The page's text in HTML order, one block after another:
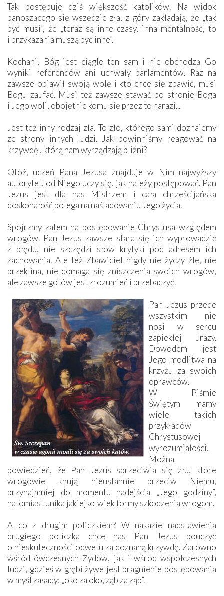
Tak postępuje dziś większość katolików. Na widok
panoszącego się wszędzie zła, z góry zakładają, że „tak
być musi”, że „teraz są inne czasy, inna mentalność, to
i przykazania muszą być inne”.
Kochani, Bóg jest ciągle ten sam i nie obchodzą Go
wyniki referendów ani uchwały parlamentów. Raz na
zawsze objawił swoją wolę i kto chce się zbawić, musi
Bogu zaufać. Musi też zawsze stawać po stronie Boga
i Jego woli, obojętnie komu się przez to narazi...
Jest też inny rodzaj zła. To zło, którego sami doznajemy
ze strony innych ludzi. Jak powinniśmy reagować na
krzywdę , którą nam wyrządzają bliźni?
Otóż, uczeń Pana Jezusa znajduje w Nim najwyższy
autorytet, od Niego uczy się, jak należy postępować. Pan
Jezus jest dla nas Mistrzem i cała chrześcijańska
doskonałość polega na naśladowaniu Jego życia.
Spójrzmy zatem na postępowanie Chrystusa względem
wrogów. Pan Jezus zawsze stara się ich wyprowadzić
z błędu, nie szczędzi słów krytyki pod adresem ich
zachowania. Ale też Zbawiciel nigdy nie życzy źle, nie
przeklina, nie domaga się zniszczenia swoich wrogów,
ale zawsze gotów jest zrozumieć i przebaczyć.
Pan Jezus przede
wszystkim nie
nosi w sercu
zapiekłej urazy.
Dowodem jest
Jego modlitwa na
krzyżu za swoich
oprawców.
W Piśmie
Świętym mamy
wiele takich
przykładów
Chrystusowej
wyrozumiałości.
Można
powiedzieć, że Pan Jezus sprzeciwia się złu, które
wrogowie knują nieustannie przeciw Niemu,
przynajmniej do momentu nadejścia „Jego godziny”,
natomiast unika jakiejkolwiek formy szkodzenia wrogom.
A co z drugim policzkiem? W nakazie nadstawienia
drugiego policzka chce nas Pan Jezus pouczyć
o nieskuteczności odwetu za doznaną krzywdę. Zarówno
wśród ówczesnych Żydów, jak i wśród współczesnych
ludzi, gdzieś w głębi żywe jest pragnienie postępowania
w myśl zasady: „oko za oko, ząb za ząb”.